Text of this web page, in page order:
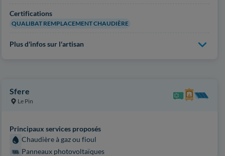
Certifications
QUALIBAT REMPLACEMENT CHAUDIÈRE
Plus d'infos sur l'artisan
Sfere
Le Pin
Principaux services proposés
Chaudière à gaz ou fioul
Panneaux photovoltaïques